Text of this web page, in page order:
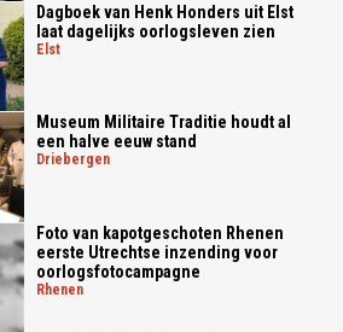
Dagboek van Henk Honders uit Elst
laat dagelijks oorlogsleven zien
elst
Museum Militaire Traditie houdt al
een halve eeuw stand
driebergen
Foto van kapotgeschoten Rhenen
eerste Utrechtse inzending voor
oorlogsfotocampagne
rhenen